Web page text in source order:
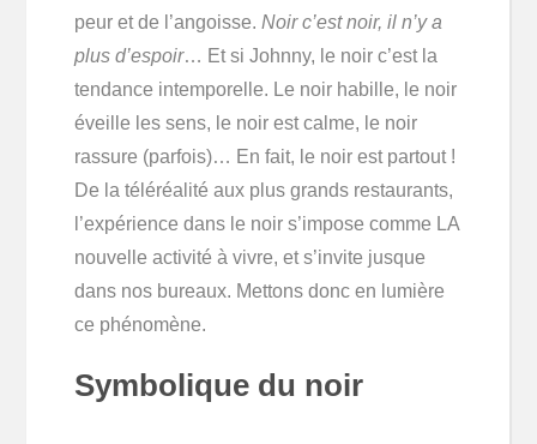
peur et de l’angoisse.Noir c’est noir, il n’y a
plus d’espoir… Et si Johnny, le noir c’est la
tendance intemporelle. Le noir habille, le noir
éveille les sens, le noir est calme, le noir
rassure (parfois)… En fait, le noir est partout !
De la téléréalité aux plus grands restaurants,
l’expérience dans le noir s’impose comme LA
nouvelle activité à vivre, et s’invite jusque
dans nos bureaux. Mettons donc en lumière
ce phénomène.
Symbolique du noir